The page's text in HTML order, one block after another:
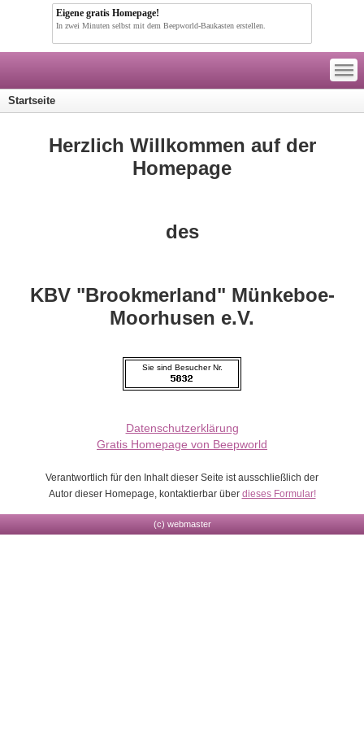
Eigene gratis Homepage!
In zwei Minuten selbst mit dem Beepworld-Baukasten erstellen.
—
—
—
Startseite
Herzlich Willkommen auf der
Homepage
des
KBV "Brookmerland" Münkeboe-
Moorhusen e.V.
Sie sind Besucher Nr.
Datenschutzerklärung
Gratis Homepage von Beepworld
Verantwortlich für den Inhalt dieser Seite ist ausschließlich der
Autor dieser Homepage, kontaktierbar über dieses Formular!
(c) webmaster